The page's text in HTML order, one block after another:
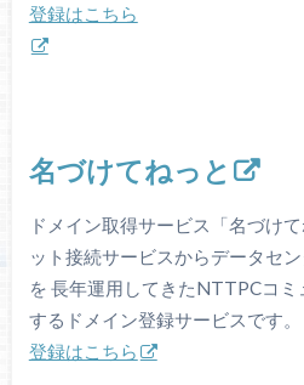
登録はこちら
名づけてねっと
ドメイン取得サービス「名づけ
ット接続サービスからデータセ
を 長年運用してきたNTTPCコ
するドメイン登録サービスです。
登録はこちら